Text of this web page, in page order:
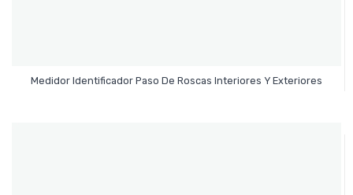
Medidor Identificador Paso De Roscas Interiores Y Exteriores